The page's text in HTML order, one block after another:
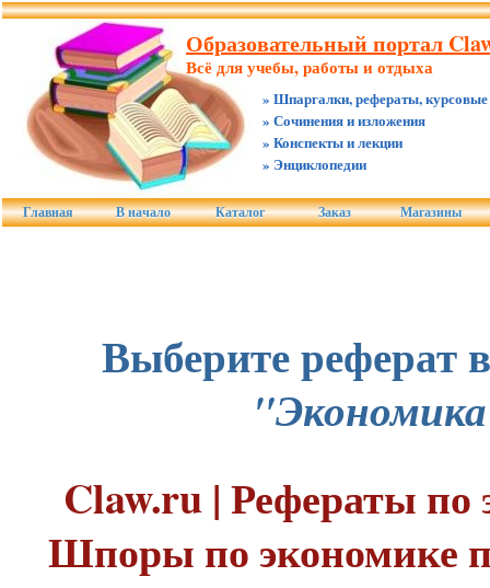
Образовательный портал
Всё для учебы, работы и отдыха
» Шпаргалки, рефераты, курсовые
» Сочинения и изложения
» Конспекты и лекции
» Энциклопедии
Главная В начало Каталог Заказ Магазины
Выберите реферат
Claw.ru | Рефераты по
Шпоры по экономике